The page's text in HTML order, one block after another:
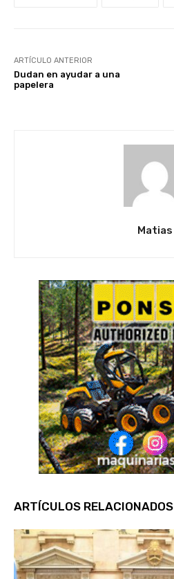
ARTÍCULO ANTERIOR
Dudan en ayudar a una
papelera
Matias
ARTÍCULOS RELACIONADOS